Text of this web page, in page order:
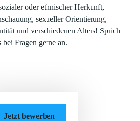
oder ethnischer Herkunft,
sexueller Orientierung,
und verschiedenen Alters! Sprich
bei Fragen gerne an.
Jetzt bewerben